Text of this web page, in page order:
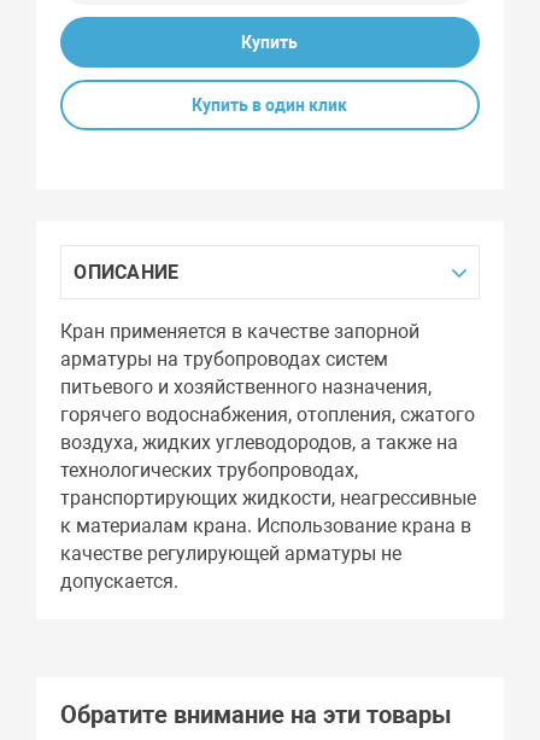
Купить
Купить в один клик
ОПИСАНИЕ
Кран применяется в качестве запорной
арматуры на трубопроводах систем
питьевого и хозяйственного назначения,
горячего водоснабжения, отопления, сжатого
воздуха, жидких углеводородов, а также на
технологических трубопроводах,
транспортирующих жидкости, неагрессивные
к материалам крана. Использование крана в
качестве регулирующей арматуры не
допускается.
Обратите внимание на эти товары